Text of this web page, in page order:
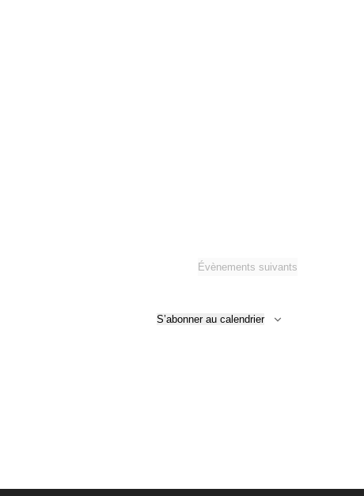
Évènements suivants
S’abonner au calendrier